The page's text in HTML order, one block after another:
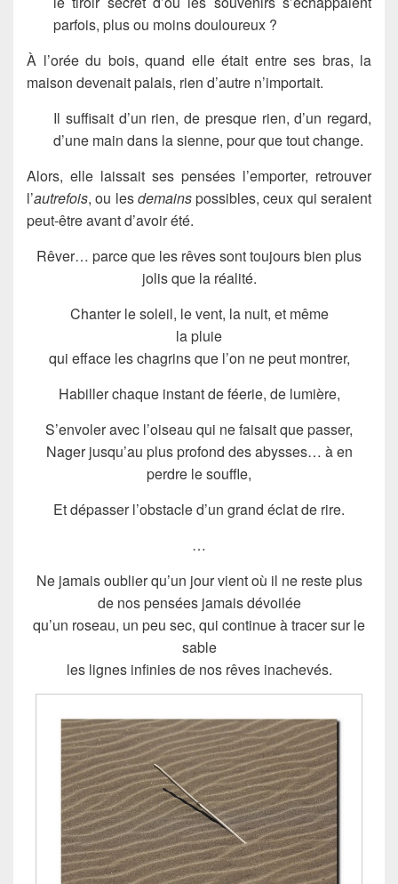
parfois, plus ou moins douloureux ?
À l’orée du bois, quand elle était entre ses bras, la
maison devenait palais, rien d’autre n’importait.
Il suffisait d’un rien, de presque rien, d’un regard,
d’une main dans la sienne, pour que tout change.
Alors, elle laissait ses pensées l’emporter, retrouver
l’autrefois, ou lesdemainspossibles, ceux qui seraient
peut-être avant d’avoir été.
Rêver… parce que les rêves sont toujours bien plus
jolis que la réalité.
Chanter le soleil, le vent, la nuit, et même
la pluie
qui efface les chagrins que l’on ne peut montrer,
Habiller chaque instant de féerie, de lumière,
S’envoler avec l’oiseau qui ne faisait que passer,
Nager jusqu’au plus profond des abysses… à en
perdre le souffle,
Et dépasser l’obstacle d’un grand éclat de rire.
…
Ne jamais oublier qu’un jour vient où il ne reste plus
de nos pensées jamais dévoilée
qu’un roseau, un peu sec, qui continue à tracer sur le
sable
les lignes infinies de nos rêves inachevés.